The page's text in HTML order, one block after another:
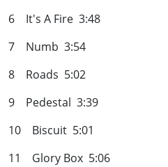
6 It's A Fire 3:48
7 Numb 3:54
8 Roads 5:02
9 Pedestal 3:39
10 Biscuit 5:01
11 Glory Box 5:06